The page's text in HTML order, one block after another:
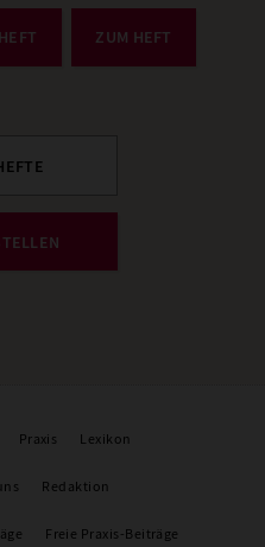
ZUM HEFT
Praxis Lexikon
Redaktion
Freie Praxis-Beiträge